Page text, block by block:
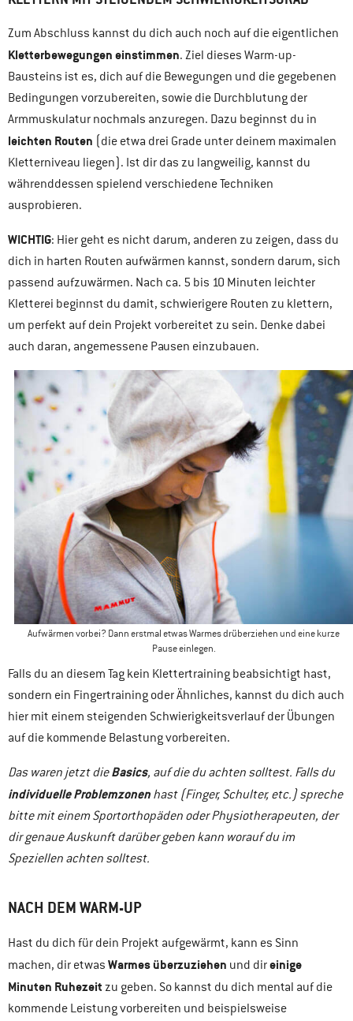
Zum Abschluss kannst du dich auch noch auf die eigentlichen
Kletterbewegungen einstimmen. Ziel dieses Warm-up-
Bausteins ist es, dich auf die Bewegungen und die gegebenen
Bedingungen vorzubereiten, sowie die Durchblutung der
Armmuskulatur nochmals anzuregen. Dazu beginnst du in
leichten Routen (die etwa drei Grade unter deinem maximalen
Kletterniveau liegen). Ist dir das zu langweilig, kannst du
währenddessen spielend verschiedene Techniken
ausprobieren.
WICHTIG: Hier geht es nicht darum, anderen zu zeigen, dass du
dich in harten Routen aufwärmen kannst, sondern darum, sich
passend aufzuwärmen. Nach ca. 5 bis 10 Minuten leichter
Kletterei beginnst du damit, schwierigere Routen zu klettern,
um perfekt auf dein Projekt vorbereitet zu sein. Denke dabei
auch daran, angemessene Pausen einzubauen.
Aufwärmen vorbei? Dann erstmal etwas Warmes drüberziehen und eine kurze
Pause einlegen.
Falls du an diesem Tag kein Klettertraining beabsichtigt hast,
sondern ein Fingertraining oder Ähnliches, kannst du dich auch
hier mit einem steigenden Schwierigkeitsverlauf der Übungen
auf die kommende Belastung vorbereiten.
Das waren jetzt dieBasics, auf die du achten solltest. Falls du
individuelle Problemzonen hast (Finger, Schulter, etc.) spreche
bitte mit einem Sportorthopäden oder Physiotherapeuten, der
dir genaue Auskunft darüber geben kann worauf du im
Speziellen achten solltest.
NACH DEM WARM-UP
Hast du dich für dein Projekt aufgewärmt, kann es Sinn
machen, dir etwas Warmes überzuziehen und direinige
Minuten Ruhezeit zu geben. So kannst du dich mental auf die
kommende Leistung vorbereiten und beispielsweise